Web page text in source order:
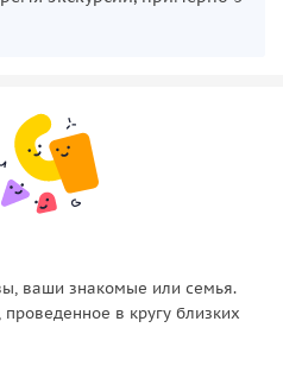
ваши знакомые или семья.
в кругу близких